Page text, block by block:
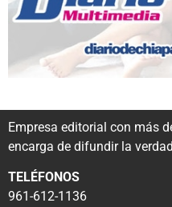
Empresa editorial con más
encarga de difundir la
TELÉFONOS
961-612-1136